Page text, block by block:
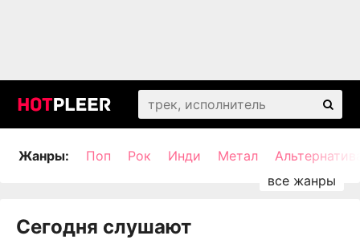
Жанры: Поп Рок Инди Метал
Сегодня слушают